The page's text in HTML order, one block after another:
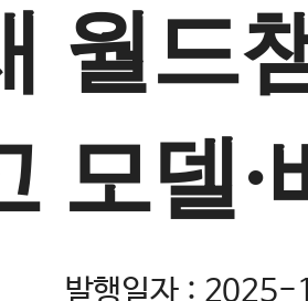
월드
모델·
발행일자 :